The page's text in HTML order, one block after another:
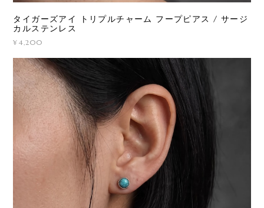
タイガーズアイ トリプルチャーム フープピアス / サージ
カルステンレス
¥4,200